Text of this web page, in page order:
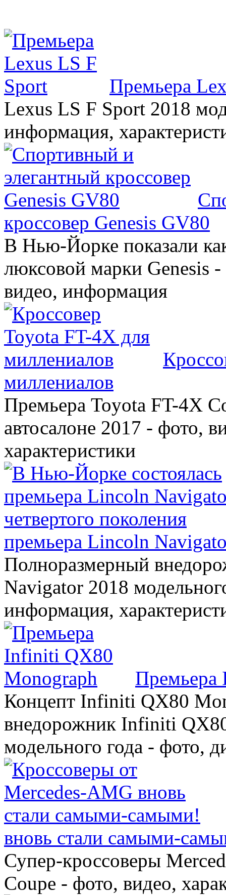
Премьера
Lexus LS F Sport 2018
информация,
кроссовер Genesis GV80
В Нью-Йорке показали
люксовой марки Genesis
видео, информация
миллениалов
Премьера Toyota FT-4X
автосалоне 2017 - фото,
характеристики
премьера Lincoln
Полноразмерный
Navigator 2018
информация,
Премьера
Концепт Infiniti QX80
внедорожник Infiniti
модельного года - фото,
вновь стали самыми-
Супер-кроссоверы
Coupe - фото, видео,